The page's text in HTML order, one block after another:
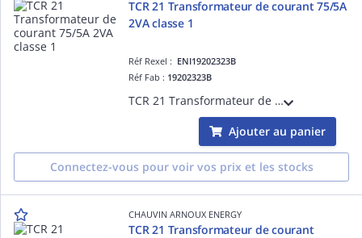
TCR 21 Transformateur de courant 75/5A
2VA classe 1
Réf Rexel : ENI19202323B
Réf Fab : 19202323B
TCR 21 Transformateur de courant à passage de barre et de câble diamètre 20mm - Rapport de transformation 75/5A - Puissance de précision 2VA - Classe de précision 1
Ajouter au panier
Connectez-vous pour voir vos prix et les stocks
CHAUVIN ARNOUX ENERGY
TCR 21 Transformateur de courant